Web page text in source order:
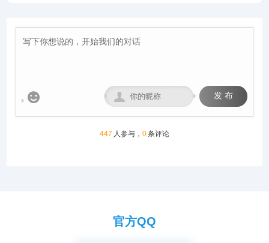
专业公棚。公棚总占地12000
多平方米。公棚一字型排列，
系，覆盖200公里至500公里
不同竞翔距离，满足各类参赛
地。
羽赛鸽。从配件设施到饲养团
4.5米，确保干燥通风。我们
致力于以顶级设施与科学管
就每一羽翱翔。
 发 布

447 人参与， 0条评论
官方QQ